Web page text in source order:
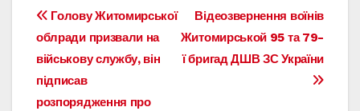
Навигация
по
записям
Відеозвернення воїнів
Житомирськой 95 та 79-
ї бригад ДШВ ЗС України
Голову Житомирської
облради призвали на
військову службу, він
підписав
розпорядження про